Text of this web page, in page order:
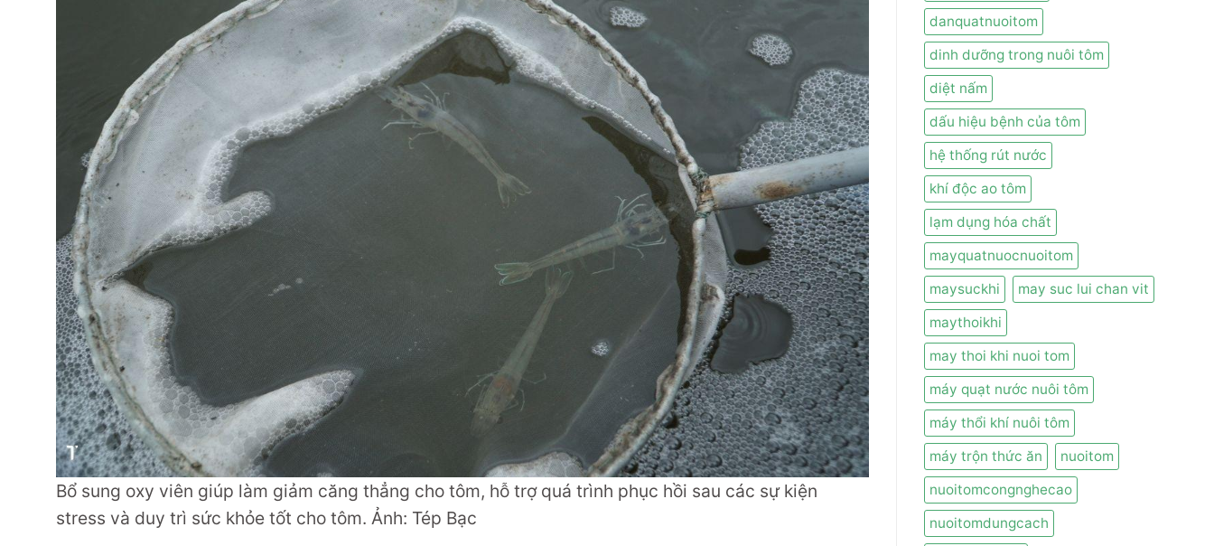
Bổ sung oxy viên giúp làm giảm căng thẳng cho tôm, hỗ trợ quá trình phục hồi sau các sự kiện
stress và duy trì sức khỏe tốt cho tôm. Ảnh: Tép Bạc
danquatnuoitom
dinh dưỡng trong nuôi tôm
diệt nấm
dấu hiệu bệnh của tôm
hệ thống rút nước
khí độc ao tôm
lạm dụng hóa chất
mayquatnuocnuoitom
maysuckhi
may suc lui chan vit
maythoikhi
may thoi khi nuoi tom
máy quạt nước nuôi tôm
máy thổi khí nuôi tôm
máy trộn thức ăn
nuoitom
nuoitomcongnghecao
nuoitomdungcach